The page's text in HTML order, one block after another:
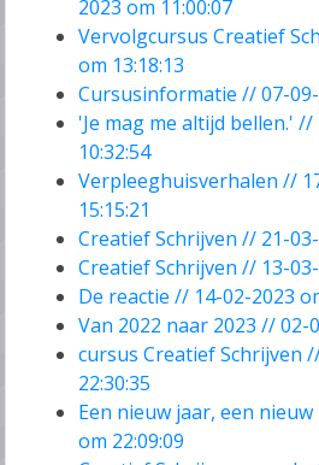
2023 om 11:00:07
Vervolgcursus Creatief
om 13:18:13
Cursusinformatie // 07-09-
'Je mag me altijd bellen.'
10:32:54
Verpleeghuisverhalen //
15:15:21
Creatief Schrijven // 21-
Creatief Schrijven // 13-
De reactie // 14-02-2023
Van 2022 naar 2023 // 02-
cursus Creatief Schrijven
22:30:35
Een nieuw jaar, een
om 22:09:09